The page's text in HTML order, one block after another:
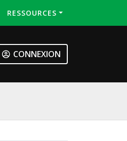
RESSOURCES
CONNEXION